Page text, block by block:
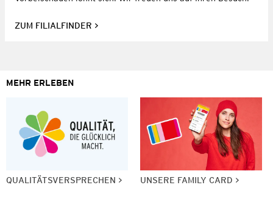
ZUM FILIALFINDER
MEHR ERLEBEN
QUALITÄTSVERSPRECHEN UNSERE FAMILY CARD